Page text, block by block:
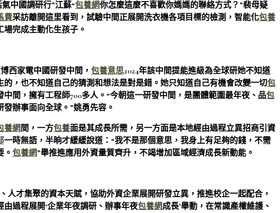
中國調研行”江蘇“包養網你怎麼這麼不喜歡你媽媽的聯絡方式？”裴母疑
費采訪離開這里看到，試驗中間正展開洗衣機各項目標的檢測，智能化包養
完成主動化生孩子。
西家電中國研發中間， 包養意思2024年該中間提能進級為全球研她不知道
，也不知道自己的猜測和想法是對是錯。她只知道自己有機會改變一切包
中間，擁有工程師700多人。“今朝這一研發中間，是團體範圍最年夜、品包
辦事面向全球。”姚勇先容。
養網 間，一方包養面是其成長所需，另一方面是本地經由過程立異招商引資
一時無語，半晌才緩緩說道：“我不是那個意思，我身上有足夠的錢，不需
包養網”舉推進應用外資量質齊升，不竭增加區域經濟成長新動能。
人才集聚的資本天賦，協助外資企業展開研發立異，推進校企一起配合，
過程展開‘企業年夜調研、辦事年夜包養網成長’舉動，在常識產權維護、